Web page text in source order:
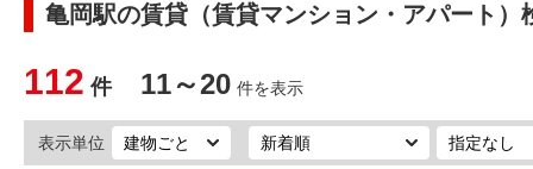
亀岡駅の賃貸（賃貸マンション・アパート）
112 件 11～20 件を表示
表示単位